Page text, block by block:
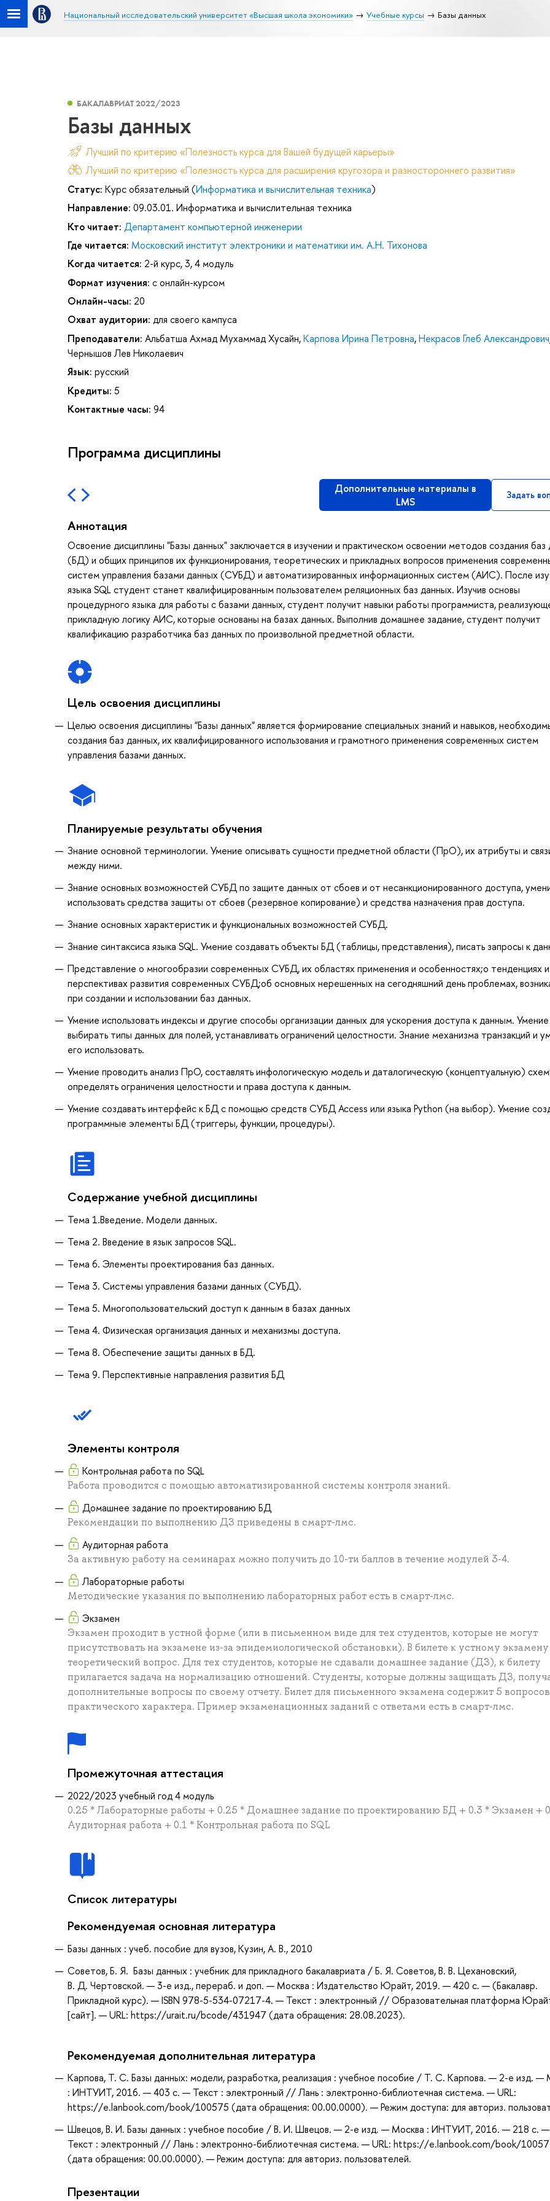
Национальный исследовательский университет «Высшая школа экономики» Учебные курсы Базы данных
БАКАЛАВРИАТ 2022/2023
Базы данных
Лучший по критерию «Полезность курса для Вашей будущей карьеры»
Лучший по критерию «Полезность курса для расширения кругозора и разностороннего развития»
Статус: Курс обязательный (Информатика и вычислительная техника)
Направление: 09.03.01. Информатика и вычислительная техника
Кто читает: Департамент компьютерной инженерии
Где читается: Московский институт электроники и математики им. А.Н. Тихонова
Когда читается: 2-й курс, 3, 4 модуль
Формат изучения: с онлайн-курсом
Онлайн-часы: 20
Охват аудитории: для своего кампуса
Преподаватели: Альбатша Ахмад Мухаммад Хусайн,Карпова Ирина Петровна,Некрасов Глеб Александрович
Чернышов Лев Николаевич
Язык: русский
Кредиты: 5
Контактные часы: 94
Программа дисциплины
Дополнительные материалы в
LMS
Задать
Аннотация
Освоение дисциплины "Базы данных" заключается в изучении и практическом освоении методов создания баз
(БД) и общих принципов их функционирования, теоретических и прикладных вопросов применения
систем управления базами данных (СУБД) и автоматизированных информационных систем (АИС). После
языка SQL студент станет квалифицированным пользователем реляционных баз данных. Изучив основы
процедурного языка для работы с базами данных, студент получит навыки работы программиста,
прикладную логику АИС, которые основаны на базах данных. Выполнив домашнее задание, студент получит
квалификацию разработчика баз данных по произвольной предметной области.
Цель освоения дисциплины
Целью освоения дисциплины "Базы данных" является формирование специальных знаний и навыков,
создания баз данных, их квалифицированного использования и грамотного применения современных систем
управления базами данных.
Планируемые результаты обучения
Знание основной терминологии. Умение описывать сущности предметной области (ПрО), их атрибуты и
между ними.
Знание основных возможностей СУБД по защите данных от сбоев и от несанкционированного доступа,
использовать средства защиты от сбоев (резервное копирование) и средства назначения прав доступа.
Знание основных характеристик и функциональных возможностей СУБД.
Знание синтаксиса языка SQL. Умение создавать объекты БД (таблицы, представления), писать запросы к
Представление о многообразии современных СУБД, их областях применения и особенностях;о тенденциях и
перспективах развития современных СУБД;об основных нерешенных на сегодняшний день проблемах,
при создании и использовании баз данных.
Умение использовать индексы и другие способы организации данных для ускорения доступа к данным. Умение
выбирать типы данных для полей, устанавливать ограничений целостности. Знание механизма транзакций и
его использовать.
Умение проводить анализ ПрО, составлять инфологическую модель и даталогическую (концептуальную)
определять ограничения целостности и права доступа к данным.
Умение создавать интерфейс к БД с помощью средств СУБД Access или языка Python (на выбор). Умение
программные элементы БД (триггеры, функции, процедуры).
Содержание учебной дисциплины
Тема 1.Введение. Модели данных.
Тема 2. Введение в язык запросов SQL.
Тема 6. Элементы проектирования баз данных.
Тема 3. Системы управления базами данных (СУБД).
Тема 5. Многопользовательский доступ к данным в базах данных
Тема 4. Физическая организация данных и механизмы доступа.
Тема 8. Обеспечение защиты данных в БД.
Тема 9. Перспективные направления развития БД
Элементы контроля
Контрольная работа по SQL
Работа проводится с помощью автоматизированной системы контроля знаний.
Домашнее задание по проектированию БД
Рекомендации по выполнению ДЗ приведены в смарт-лмс.
Аудиторная работа
За активную работу на семинарах можно получить до 10-ти баллов в течение модулей 3-4.
Лабораторные работы
Методические указания по выполнению лабораторных работ есть в смарт-лмс.
Экзамен
Экзамен проходит в устной форме (или в письменном виде для тех студентов, которые не могут
присутствовать на экзамене из-за эпидемиологической обстановки). В билете к устному
теоретический вопрос. Для тех студентов, которые не сдавали домашнее задание (ДЗ), к билету
прилагается задача на нормализацию отношений. Студенты, которые должны защищать ДЗ,
дополнительные вопросы по своему отчету. Билет для письменного экзамена содержит 5 вопросов
практического характера. Пример экзаменационных заданий с ответами есть в смарт-лмс.
Промежуточная аттестация
2022/2023 учебный год 4 модуль
0.25 * Лабораторные работы + 0.25 * Домашнее задание по проектированию БД + 0.3 * Экзамен +
Аудиторная работа + 0.1 * Контрольная работа по SQL
Список литературы
Рекомендуемая основная литература
Базы данных : учеб. пособие для вузов, Кузин, А. В., 2010
Советов, Б. Я. Базы данных : учебник для прикладного бакалавриата / Б. Я. Советов, В. В. Цехановский,
В. Д. Чертовской. — 3-е изд., перераб. и доп. — Москва : Издательство Юрайт, 2019. — 420 с. — (Бакалавр.
Прикладной курс). — ISBN 978-5-534-07217-4. — Текст : электронный // Образовательная платформа
[сайт]. — URL: https://urait.ru/bcode/431947 (дата обращения: 28.08.2023).
Рекомендуемая дополнительная литература
Карпова, Т. С. Базы данных: модели, разработка, реализация : учебное пособие / Т. С. Карпова. — 2-е изд. —
: ИНТУИТ, 2016. — 403 с. — Текст : электронный // Лань : электронно-библиотечная система. — URL:
https://e.lanbook.com/book/100575 (дата обращения: 00.00.0000). — Режим доступа: для авториз.
Швецов, В. И. Базы данных : учебное пособие / В. И. Швецов. — 2-е изд. — Москва : ИНТУИТ, 2016. — 218 с. —
Текст : электронный // Лань : электронно-библиотечная система. — URL: https://e.lanbook.com/book/
(дата обращения: 00.00.0000). — Режим доступа: для авториз. пользователей.
Презентации